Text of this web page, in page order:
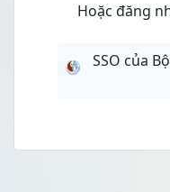
Hoặc đăng
SSO của